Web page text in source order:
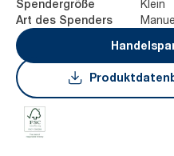
Spendergröße Klein
Art des Spenders